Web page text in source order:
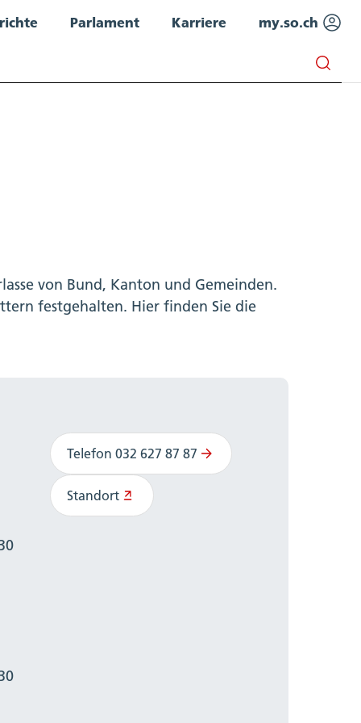
Parlament Karriere my.so.ch
von Bund, Kanton und Gemeinden.
festgehalten. Hier finden Sie die
Telefon 032 627 87 87
Standort